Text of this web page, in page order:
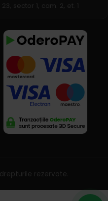
sector 1, cam. 2, et. 1
rezervate.